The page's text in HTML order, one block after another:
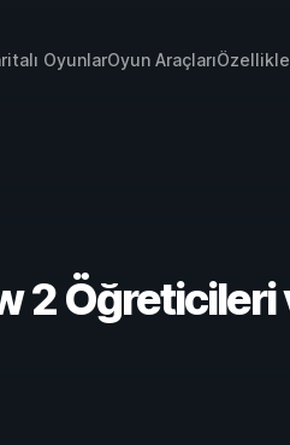
OyunlarOyun Araçları
2 Öğreticileri